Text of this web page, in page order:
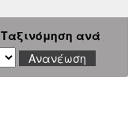
Ταξινόμηση ανά